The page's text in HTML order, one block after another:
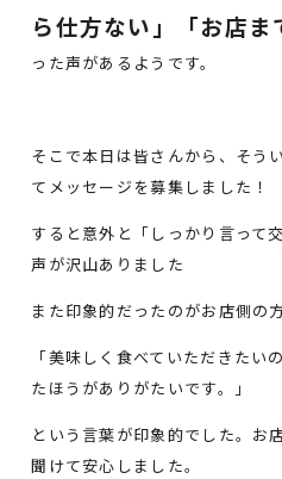
ら仕方ない」「お店ま
った声があるようです。
そこで本日は皆さんから、そう
てメッセージを募集しました！
すると意外と「しっかり言って
声が沢山ありました
また印象的だったのがお店側の
「美味しく食べていただきたい
たほうがありがたいです。」
という言葉が印象的でした。お
聞けて安心しました。